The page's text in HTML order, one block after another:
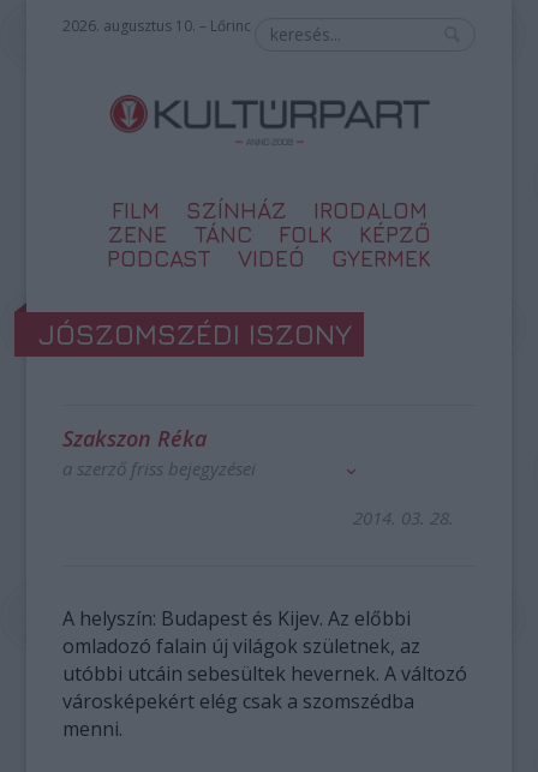
2026. augusztus 10. – Lőrinc
FILM SZÍNHÁZ
IRODALOM
ZENE
TÁNC FOLK
KÉPZŐ
PODCAST
VIDEÓ GYERMEK
JÓSZOMSZÉDI ISZONY
Szakszon Réka
a szerző friss bejegyzései
2014. 03. 28.
A helyszín: Budapest és Kijev. Az előbbi
omladozó falain új világok születnek, az
utóbbi utcáin sebesültek hevernek. A változó
városképekért elég csak a szomszédba
menni.